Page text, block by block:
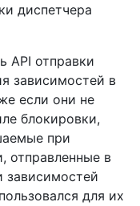
диспетчера
API отправки
зависимостей в
если они не
блокировки,
при
отправленные в
зависимостей
для их